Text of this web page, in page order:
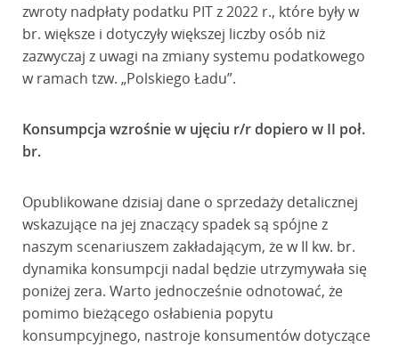
zwroty nadpłaty podatku PIT z 2022 r., które były w
br. większe i dotyczyły większej liczby osób niż
zazwyczaj z uwagi na zmiany systemu podatkowego
w ramach tzw. „Polskiego Ładu”.
Konsumpcja wzrośnie w ujęciu r/r dopiero w II poł.
br.
Opublikowane dzisiaj dane o sprzedaży detalicznej
wskazujące na jej znaczący spadek są spójne z
naszym scenariuszem zakładającym, że w II kw. br.
dynamika konsumpcji nadal będzie utrzymywała się
poniżej zera. Warto jednocześnie odnotować, że
pomimo bieżącego osłabienia popytu
konsumpcyjnego, nastroje konsumentów dotyczące